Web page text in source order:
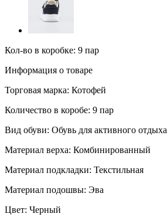
Кол-во в коробке: 9 пар
Информация о товаре
Торговая марка: Котофей
Количество в коробе: 9 пар
Вид обуви: Обувь для активного отдыха
Материал верха: Комбинированный
Материал подкладки: Текстильная
Материал подошвы: Эва
Цвет: Черный